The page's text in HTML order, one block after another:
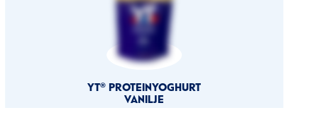
YT® PROTEINYOGHURT
VANILJE